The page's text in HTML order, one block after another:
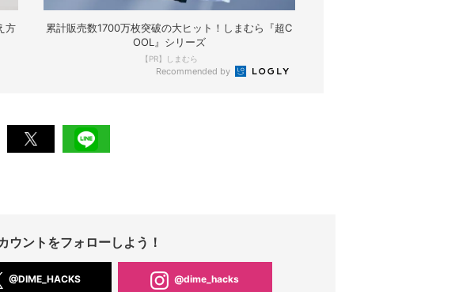
方
累計販売数1700万枚突破の大ヒット！しまむら『超C
OOL』シリーズ
【PR】しまむら
Recommended by
ウントをフォローしよう！
@DIME_HACKS @dime_hacks